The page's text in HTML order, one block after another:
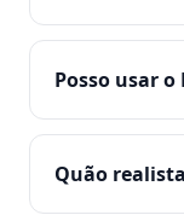
Posso usar o
Quão